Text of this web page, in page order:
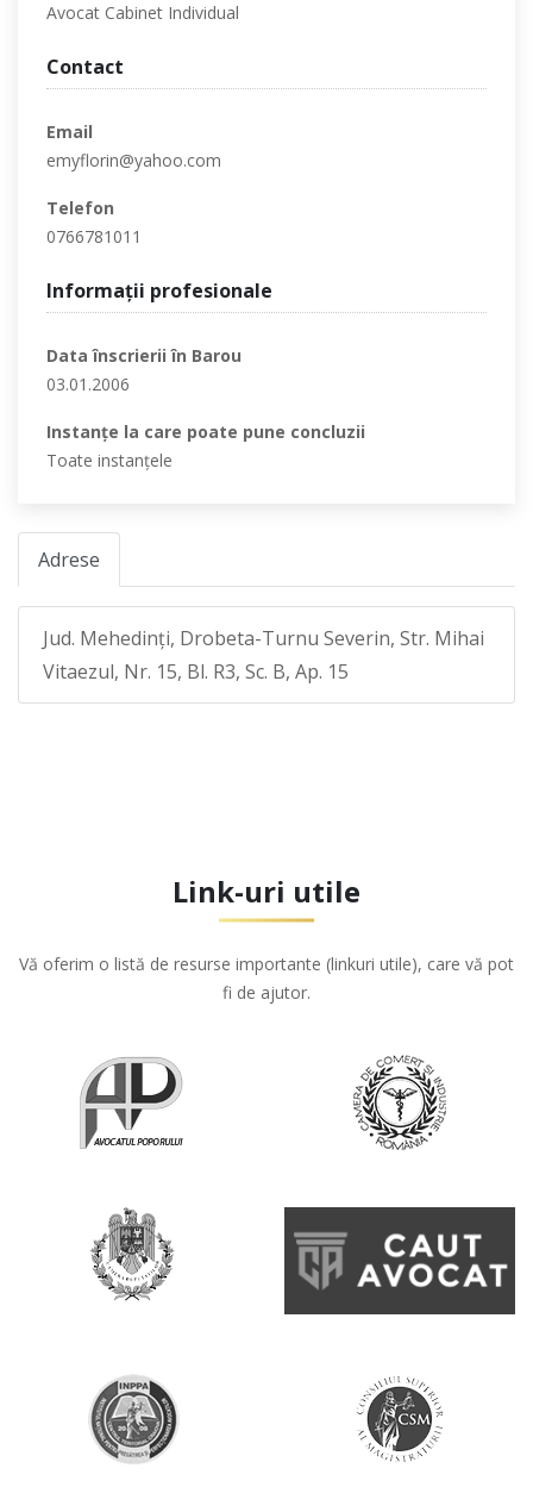
Avocat Cabinet Individual
Contact
Email
emyflorin@yahoo.com
Telefon
0766781011
Informaţii profesionale
Data înscrierii în Barou
03.01.2006
Instanţe la care poate pune concluzii
Toate instanţele
Adrese
Jud. Mehedinţi, Drobeta-Turnu Severin, Str. Mihai
Vitaezul, Nr. 15, Bl. R3, Sc. B, Ap. 15
Link-uri utile
Vă oferim o listă de resurse importante (linkuri utile), care vă pot
fi de ajutor.